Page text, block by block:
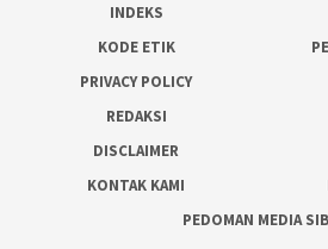
INDEKS
KODE ETIK
PRIVACY POLICY
REDAKSI
DISCLAIMER
KONTAK KAMI
PEDOMAN MEDIA